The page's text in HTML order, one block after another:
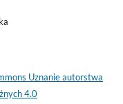
Uznanie autorstwa
4.0